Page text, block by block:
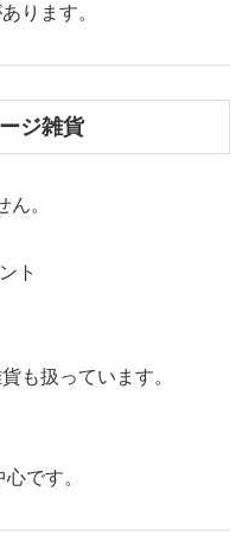
ります。
ジ雑貨
。
ト
も扱っています。
心です。